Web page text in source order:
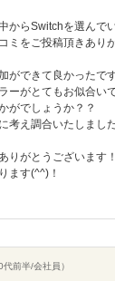
からSwitchを選んで
ミをご投稿頂きあり
ができて良かったで
ーがとてもお似合い
がでしょうか？？
考え調合いたしまし
りがとうございます
ます(^^)！
代前半/会社員）